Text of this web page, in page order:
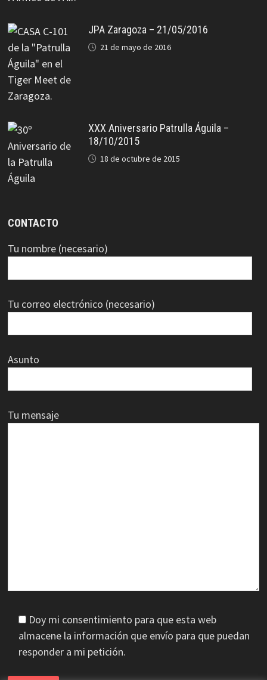
JPA Zaragoza – 21/05/2016
21 de mayo de 2016
XXX Aniversario Patrulla Águila –
18/10/2015
18 de octubre de 2015
CONTACTO
Tu nombre (necesario)
Tu correo electrónico (necesario)
Asunto
Tu mensaje
Doy mi consentimiento para que esta web
almacene la información que envío para que puedan
responder a mi petición.